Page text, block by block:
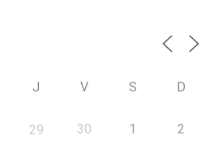
J V S D
29 30 1 2